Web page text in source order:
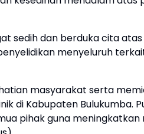
sedih dan berduka cita
menyeluruh
masyarakat serta
di Kabupaten Bulukumba.
pihak guna